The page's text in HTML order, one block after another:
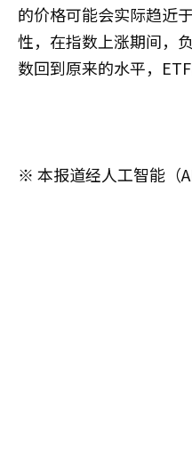
的价格可能会实际趋近
性，在指数上涨期间，
数回到原来的水平，
※ 本报道经人工智能（